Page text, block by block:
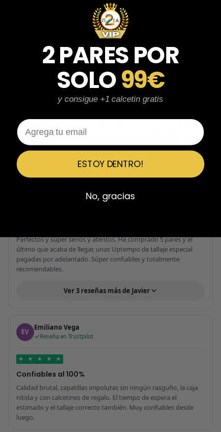
parecen de marcas verdaderas. Entrega súper rápida, embalaje
perfecto y con el detalle de los calcetines contentísima. Sin duda
Fernando Aranda Morales
★
ESPECTACULARES
Total control del pedido, te avisan si hay algún problema con el
modelo elegido, empaquetado perfecto con caja original y
embolsado, zapas de altísima calidad y acabados top. Air Max y
Travis Scott espectaculares. Recomendable 100%.
Javier Victorio
Perfectos y súper serios y atentos. He comprado 5 pares y el
último que acaba de llegar, unas Uptempo de tallaje especial
pagadas por adelantado. Súper confiables y totalmente
recomendables.
Ver 3 reseñas más de Javier
EV Emiliano Vega
Reseña en Trustpilot
★ ★ ★ ★ ★
Confiables al 100%
Calidad brutal, zapatillas impolutas sin ningún rasguño, la caja
nítida y con calcetines de regalo. El tiempo de espera el
estimado y el tallaje correcto también. Muy confiables desde
luego.
2 PARES POR
SOLO99€
y consigue +1 calcetin gratis
Email
ESTOY DENTRO!
No, gracias